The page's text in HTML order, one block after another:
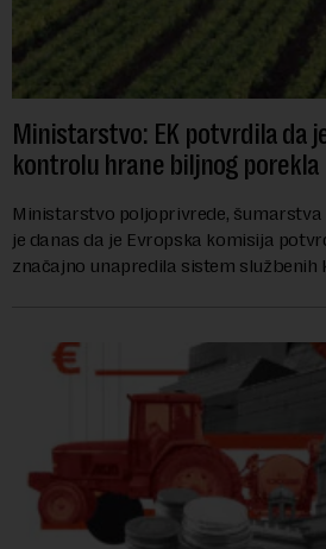
Ministarstvo: EK potvrdila da
kontrolu hrane biljnog porekla
Ministarstvo poljoprivrede,
je danas da je Evropska komisija
značajno unapredila sistem